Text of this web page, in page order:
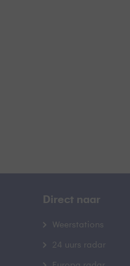
Direct naar
Weerstations
24 uurs radar